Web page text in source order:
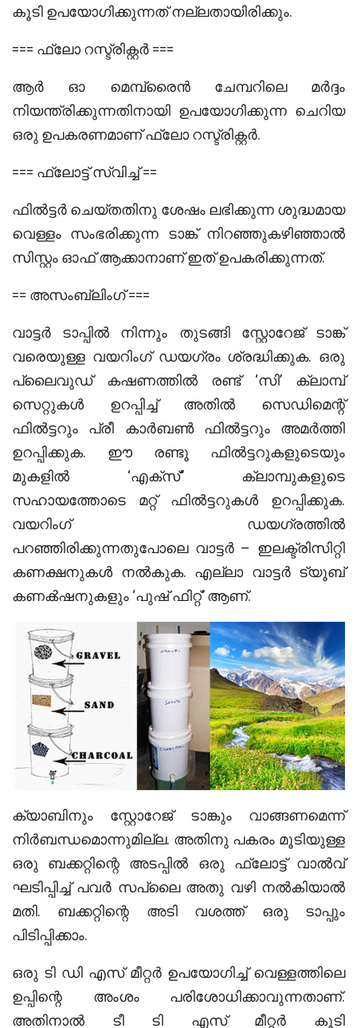
കൂടി ഉപയോഗിക്കുന്നത് നല്ലതായിരിക്കും.
=== ഫ്ലോ റസ്ട്രിക്റ്റർ ===
ആർ ഓ മെമ്പ്രൈൻ ചേമ്പറിലെ മർദ്ദം
നിയന്ത്രിക്കുന്നതിനായി ഉപയോഗിക്കുന്ന ചെറിയ
ഒരു ഉപകരണമാണ് ഫ്ലോ റസ്ട്രിക്റ്റർ.
=== ഫ്ലോട്ട് സ്വിച്ച് ==
ഫിൽട്ടർ ചെയ്തതിനു ശേഷം ലഭിക്കുന്ന ശുദ്ധമായ
വെള്ളം സംഭരിക്കുന്ന ടാങ്ക് നിറഞ്ഞുകഴിഞ്ഞാൽ
സിസ്റ്റം ഓഫ് ആക്കാനാണ് ഇത് ഉപകരിക്കുന്നത്.
== അസംബ്ലിംഗ് ===
വാട്ടർ ടാപ്പിൽ നിന്നും തുടങ്ങി സ്റ്റോറേജ് ടാങ്ക്
വരെയുള്ള വയറിംഗ് ഡയഗ്രം ‌ശ്രദ്ധിക്കുക. ഒരു
പ്ലൈവുഡ് കഷണത്തിൽ രണ്ട് ‘സി’ ക്ലാമ്പ്
സെറ്റുകൾ ഉറപ്പിച്ച് അതിൽ സെഡിമെന്റ്
ഫിൽട്ടറും പ്രീ കാർബൺ ഫിൽട്ടറും അമർത്തി
ഉറപ്പിക്കുക. ഈ രണ്ടൂ ഫിൽട്ടറുകളുടെയും
മുകളിൽ ‘എക്സ്’’ ക്ലാമ്പുകളുടെ
സഹായത്തോടെ മറ്റ് ഫിൽട്ടറുകൾ ഉറപ്പിക്കുക.
വയറിംഗ് ഡയഗ്രത്തിൽ
പറഞ്ഞിരിക്കുന്നതുപോലെ വാട്ടർ – ഇലക്ട്രിസിറ്റി
കണക്ഷനുകൾ നൽകുക. എല്ലാ വാട്ടർ ട്യൂബ്
കണൿഷനുകളും ‘പുഷ് ഫിറ്റ്’ ആണ്.
ക്യാബിനും സ്റ്റോറേജ് ടാങ്കും വാങ്ങണമെന്ന്
നിർബന്ധമൊന്നുമില്ല. അതിനു പകരം മൂടിയുള്ള
ഒരു ബക്കറ്റിന്റെ അടപ്പിൽ ഒരു ഫ്ലോട്ട് വാൽവ്
ഘടിപ്പിച്ച് പവർ സപ്ലൈ അതു വഴി നൽകിയാൽ
മതി. ബക്കറ്റിന്റെ അടി വശത്ത് ഒരു ടാപ്പും
പിടിപ്പിക്കാം.
ഒരു ടി ഡി എസ് മീറ്റർ ഉപയോഗിച്ച് വെള്ളത്തിലെ
ഉപ്പിന്റെ അംശം പരിശോധിക്കാവുന്നതാണ്.
അതിനാൽ ടീ ടി എസ് മീറ്റർ കൂടി